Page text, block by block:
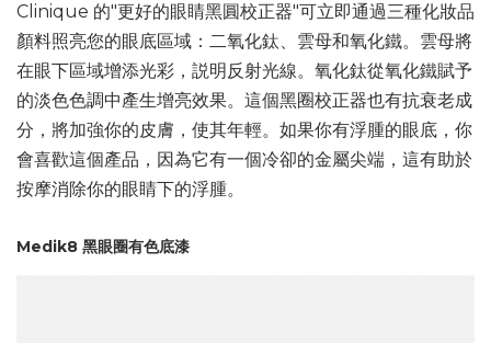
Clinique 的"更好的眼睛黑圓校正器"可立即通過三種化妝品
顏料照亮您的眼底區域：二氧化鈦、雲母和氧化鐵。雲母將
在眼下區域增添光彩，説明反射光線。氧化鈦從氧化鐵賦予
的淡色色調中產生增亮效果。這個黑圈校正器也有抗衰老成
分，將加強你的皮膚，使其年輕。如果你有浮腫的眼底，你
會喜歡這個產品，因為它有一個冷卻的金屬尖端，這有助於
按摩消除你的眼睛下的浮腫。
Medik8 黑眼圈有色底漆